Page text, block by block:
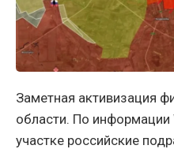
Заметная активизация
области. По
участке российские